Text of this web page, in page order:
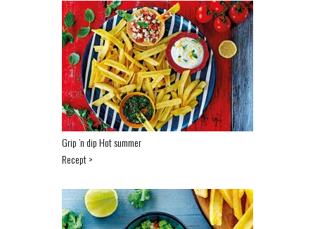
Grip ’n dip Hot summer
Recept >